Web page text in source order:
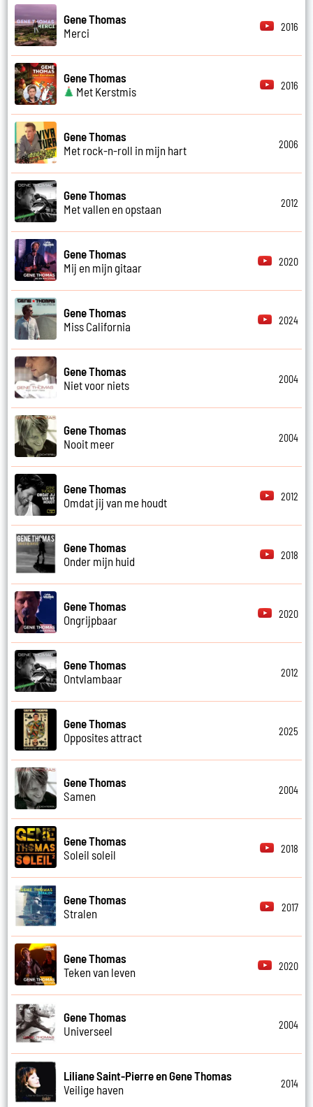
Gene Thomas
Merci
2016
Gene Thomas
Met Kerstmis
2016
Gene Thomas
Met rock-n-roll in mijn hart
2006
Gene Thomas
Met vallen en opstaan
2012
Gene Thomas
Mij en mijn gitaar
2020
Gene Thomas
Miss California
2024
Gene Thomas
Niet voor niets
2004
Gene Thomas
Nooit meer
2004
Gene Thomas
Omdat jij van me houdt
2012
Gene Thomas
Onder mijn huid
2018
Gene Thomas
Ongrijpbaar
2020
Gene Thomas
Ontvlambaar
2012
Gene Thomas
Opposites attract
2025
Gene Thomas
Samen
2004
Gene Thomas
Soleil soleil
2018
Gene Thomas
Stralen
2017
Gene Thomas
Teken van leven
2020
Gene Thomas
Universeel
2004
Liliane Saint-Pierre en Gene Thomas
Veilige haven
2014